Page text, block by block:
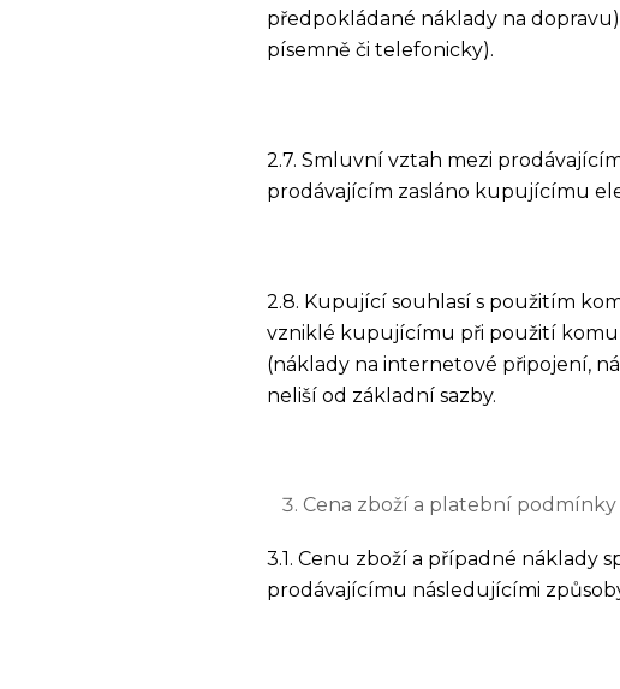
předpokládané náklady na
písemně či telefonicky).
2.7. Smluvní vztah mezi
prodávajícím zasláno kupujícímu
2.8. Kupující souhlasí s použitím
vzniklé kupujícímu při použití
(náklady na internetové připojení,
neliší od základní sazby.
Cena zboží a platební podmínky
3.1. Cenu zboží a případné
prodávajícímu následujícími